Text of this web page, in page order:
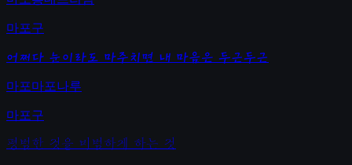
마포구
어쩌다 눈이라도 마주치면 내 마음은 두근두근
마포마포나루
마포구
평범한 것을 비범하게 하는 것